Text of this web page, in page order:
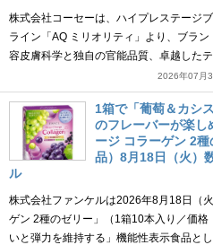
株式会社コーセーは、ハイプレステージ
ライン「AQ ミリオリティ」より、ブラ
容皮膚科学と独自の官能品質、卓越した
2026年07月
1箱で「葡萄＆カシ
のフレーバーが楽し
ージ コラーゲン 2
品）8月18日（火）
ル
株式会社ファンケルは2026年8月18日（
ゲン 2種のゼリー」（1箱10本入り／価
いと弾力を維持する」機能性表示食品と